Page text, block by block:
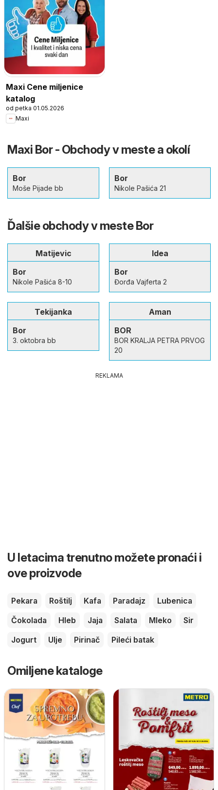
Maxi Cene miljenice
katalog
od petka 01.05.2026
Maxi
Maxi Bor - Obchody v meste a okolí
Bor
Moše Pijade bb
Bor
Nikole Pašića 21
Ďalšie obchody v meste Bor
Matijevic
Bor
Nikole Pašića 8-10
Idea
Bor
Đorđa Vajferta 2
Tekijanka
Bor
3. oktobra bb
Aman
BOR
BOR KRALJA PETRA PRVOG
20
REKLAMA
U letacima trenutno možete pronaći i
ove proizvode
Pekara Roštilj Kafa Paradajz
Lubenica
Čokolada
Hleb Jaja Salata Mleko
Sir
Jogurt
Ulje Pirinač Pileći batak
Omiljene kataloge